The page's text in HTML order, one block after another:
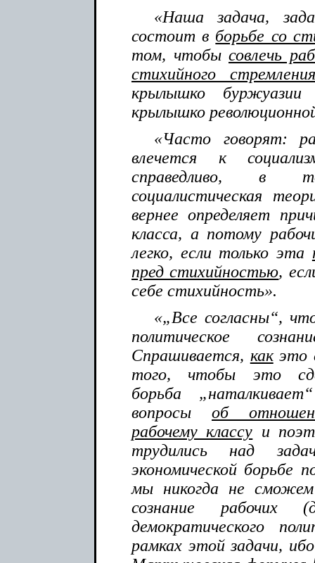
«Наша задача,
состоит в борьбе со
том, чтобы совлечь
стихийного
крылышко
крылышко
«Часто говорят:
влечется к
справедливо, в
социалистическая
вернее определяет
класса, а потому
легко, если только эта
пред стихийностью,
себе стихийность».
«„Все согласны“,
политическое
Спрашивается, какэто
того, чтобы это
борьба
вопросы об
рабочему классу и
трудились над
экономической борьбе
мы никогда не сможем
сознание рабочих
демократического
рамках этой задачи,